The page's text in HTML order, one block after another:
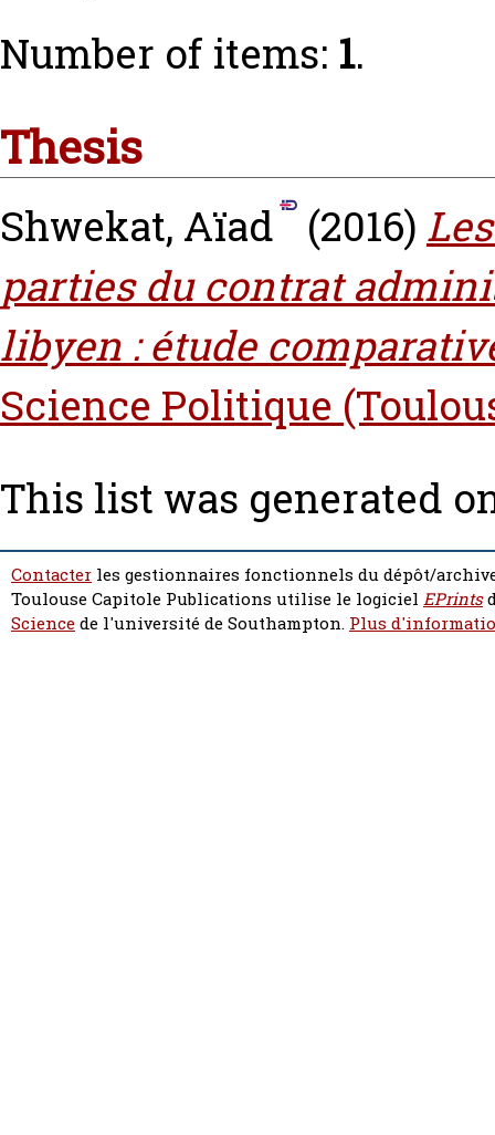
Number of items: 1.
Thesis
Shwekat, Aïad (2016)
parties du contrat
libyen : étude
Science Politique
This list was generated
Contacter les gestionnaires fonctionnels du dépôt/
Toulouse Capitole Publications utilise le logiciel EPrints
Sciencede l'université de Southampton. Plus